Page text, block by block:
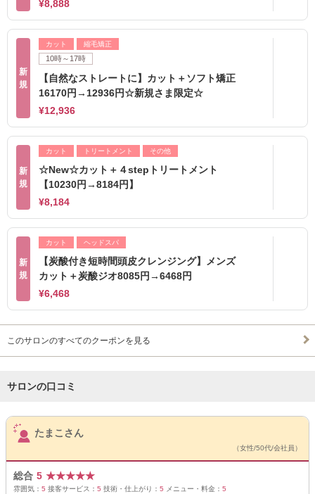
¥8,888
新
規
カット 縮毛矯正
10時～17時
【自然なストレートに】カット＋ソフト矯正
16170円→12936円☆新規さま限定☆
¥12,936
新
規
カット トリートメント その他
☆New☆カット＋４stepトリートメント
【10230円→8184円】
¥8,184
新
規
カット ヘッドスパ
【炭酸付き短時間頭皮クレンジング】メンズ
カット＋炭酸ジオ8085円→6468円
¥6,468
このサロンのすべてのクーポンを見る
サロンの口コミ
サロンPick Up
たまこさん
（女性/50代/会社員）
総合 5 ★★★★★
雰囲気： 5 接客サービス： 5 技術・仕上がり： 5 メニュー・料金： 5